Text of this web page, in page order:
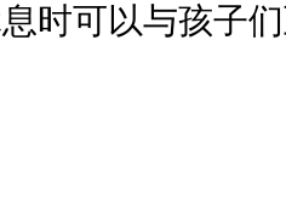
时可以与孩子